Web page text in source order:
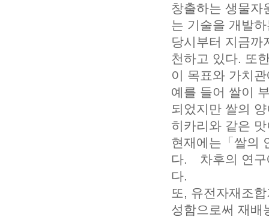
창출하는 생물자
는 기술을 개발
당시부터 지금까
천하고 있다. 또
이 목표와 가치
예를 들어 쌀이
되었지만 쌀의
히카리와 같은
현재에는「쌀의
다. 차후의 연구
다.
또, 유전자재조
성함으로써 재배